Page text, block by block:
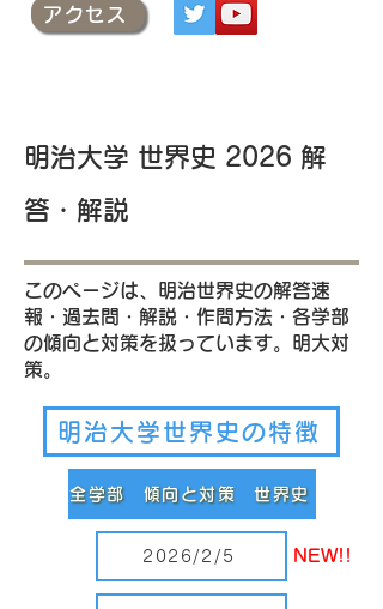
アクセス
明治大学 世界史 2026 解
答・解説
このページは、明治世界史の解答速
報・過去問・解説・作問方法・各学部
の傾向と対策を扱っています。明大対
策。
明治大学世界史の特徴
全学部 傾向と対策 世界史
2026/2/5 NEW!!